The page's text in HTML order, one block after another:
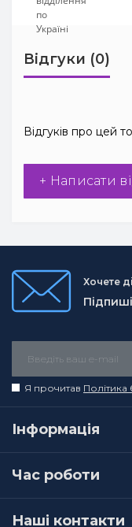
Відгуки (0)
Відгуків про цей
+ Написати
Хочете
Я прочитав
Інформація
Час роботи
Наші контакти